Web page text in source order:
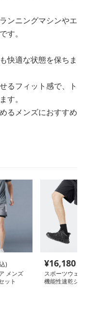
ンニングマシンやエ
す。
快適な状態を保ちま
るフィット感で、ト
す。
るメンズにおすすめ
)
メンズ
ット
¥16,180
スポーツウェ
機能性速乾シ